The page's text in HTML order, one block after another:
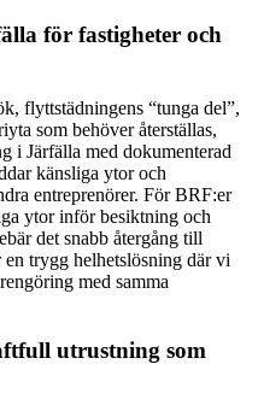
för fastigheter och
flyttstädningens “tunga del”,
som behöver återställas,
i Järfälla med dokumenterad
känsliga ytor och
entreprenörer. För BRF:er
ytor inför besiktning och
det snabb återgång till
trygg helhetslösning där vi
med samma
utrustning som